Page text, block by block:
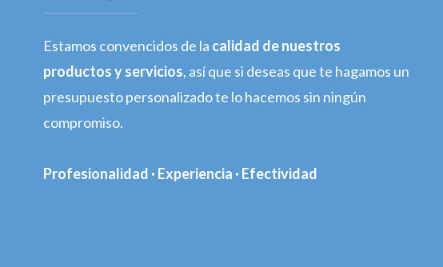
Estamos convencidos de la calidad de nuestros
productos y servicios, así que si deseas que te hagamos un
presupuesto personalizado te lo hacemos sin ningún
compromiso.
Profesionalidad · Experiencia · Efectividad